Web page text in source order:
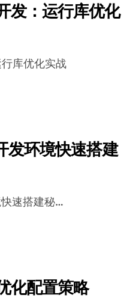
发：运行库优化
行库优化实战
发环境快速搭建
快速搭建秘…
化配置策略